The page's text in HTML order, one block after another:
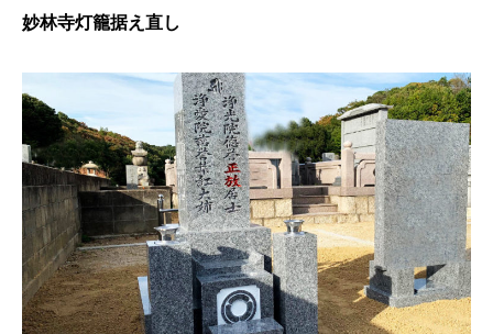
妙林寺灯籠据え直し